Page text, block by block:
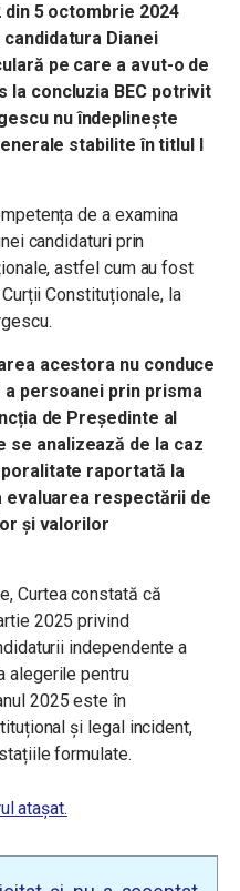
5 octombrie 2024
Dianei
pe care a avut-o de
la concluzia BEC potrivit
nu îndeplinește
stabilite în titlul I
de a examina
candidaturi prin
astfel cum au fost
Constituționale, la
acestora nu conduce
persoanei prin prisma
de Președinte al
se analizează de la caz
raportată la
respectării de
și valorilor
Curtea constată că
2025 privind
independente a
alegerile pentru
2025 este în
și legal incident,
formulate.
atașat.